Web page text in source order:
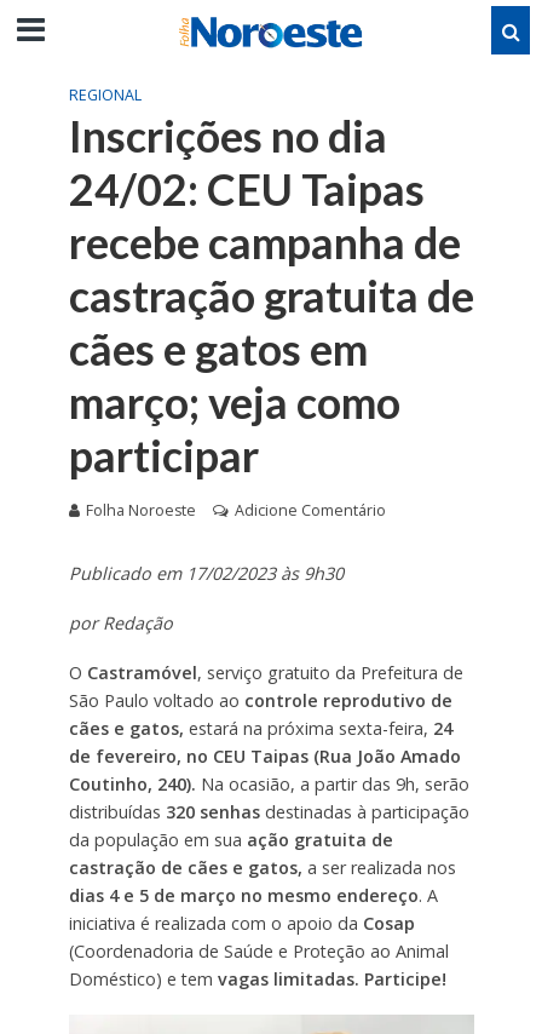
REGIONAL
Inscrições no dia
24/02: CEU Taipas
recebe campanha de
castração gratuita de
cães e gatos em
março; veja como
participar
Folha Noroeste Adicione Comentário
Publicado em 17/02/2023 às 9h30
por Redação
O Castramóvel, serviço gratuito da Prefeitura de
São Paulo voltado ao controle reprodutivo de
cães e gatos, estará na próxima sexta-feira, 24
de fevereiro, no CEU Taipas (Rua João Amado
Coutinho, 240). Na ocasião, a partir das 9h, serão
distribuídas 320 senhasdestinadas à participação
da população em sua ação gratuita de
castração de cães e gatos, a ser realizada nos
dias 4 e 5 de março no mesmo endereço. A
iniciativa é realizada com o apoio da Cosap
(Coordenadoria de Saúde e Proteção ao Animal
Doméstico) e tem vagas limitadas. Participe!